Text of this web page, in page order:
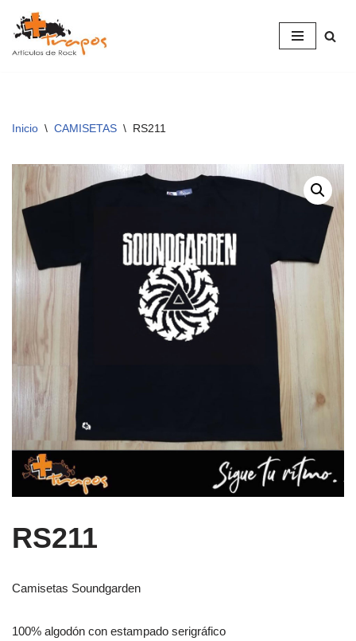
Saltar
Inicio \ CAMISETAS \ RS211
RS211
Camisetas Soundgarden
100% algodón con estampado serigráfico